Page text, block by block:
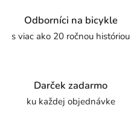
Odborníci na bicykle
s viac ako 20 ročnou históriou
Darček zadarmo
ku každej objednávke